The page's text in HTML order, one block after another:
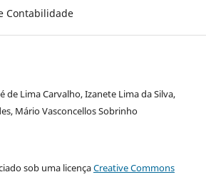
Contabilidade
de Lima Carvalho, Izanete Lima da Silva,
Mário Vasconcellos Sobrinho
sob uma licençaCreative Commons